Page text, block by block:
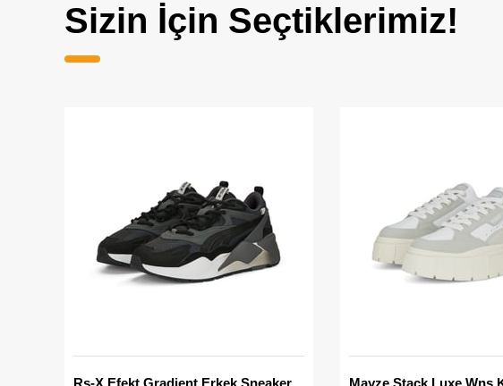
Sizin İçin Seçtiklerimiz!
Rs-X Efekt Gradient Erkek Sneaker